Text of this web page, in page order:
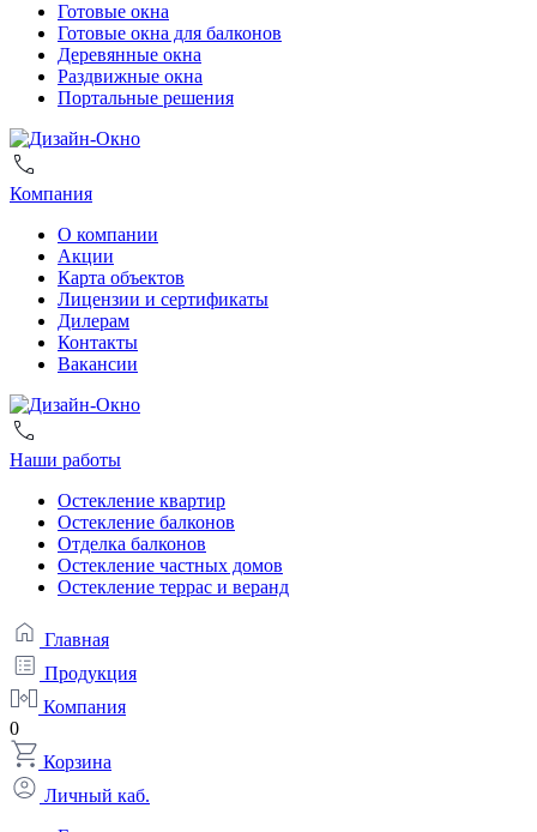
Готовые окна
Готовые окна для балконов
Деревянные окна
Раздвижные окна
Портальные решения
Компания
О компании
Акции
Карта объектов
Лицензии и сертификаты
Дилерам
Контакты
Вакансии
Наши работы
Остекление квартир
Остекление балконов
Отделка балконов
Остекление частных домов
Остекление террас и веранд
Главная
Продукция
Компания
0
Корзина
Личный каб.